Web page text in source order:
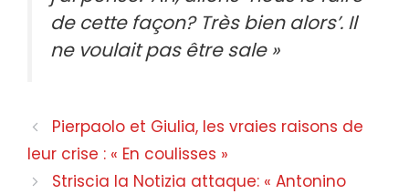
de cette façon? Très bien alors’. Il
ne voulait pas être sale »
Navigation
des
Pierpaolo et Giulia, les vraies raisons de
leur crise : « En coulisses »
Striscia la Notizia attaque: « Antonino